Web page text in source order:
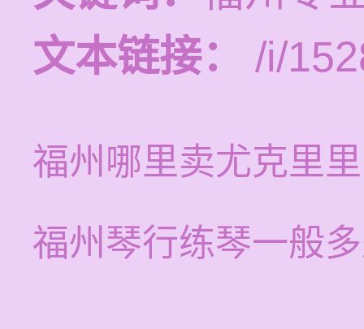
文本链接：
/i/
福州哪里卖尤克里
福州琴行练琴一般